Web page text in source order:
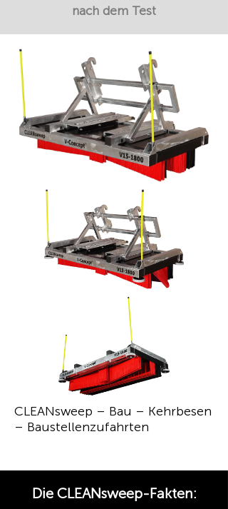
nach dem Test
CLEANsweep – Bau – Kehrbesen
– Baustellenzufahrten
Die CLEANsweep-Fakten: